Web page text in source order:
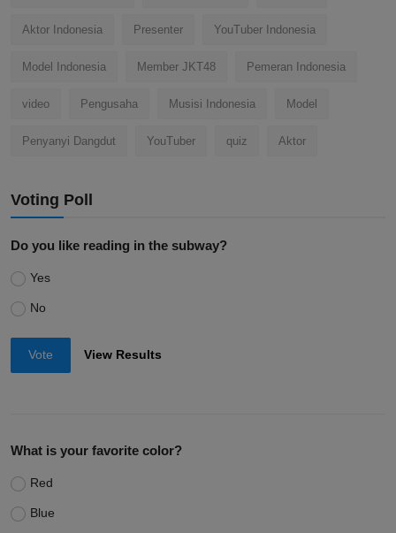
Aktor Indonesia Presenter YouTuber Indonesia
Model Indonesia Member JKT48 Pemeran Indonesia
video Pengusaha Musisi Indonesia Model
Penyanyi Dangdut YouTuber quiz Aktor
Voting Poll
Do you like reading in the subway?
Yes
No
Vote View Results
What is your favorite color?
Red
Blue